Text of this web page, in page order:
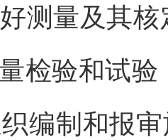
测量及其
检验和试验
织编制和报